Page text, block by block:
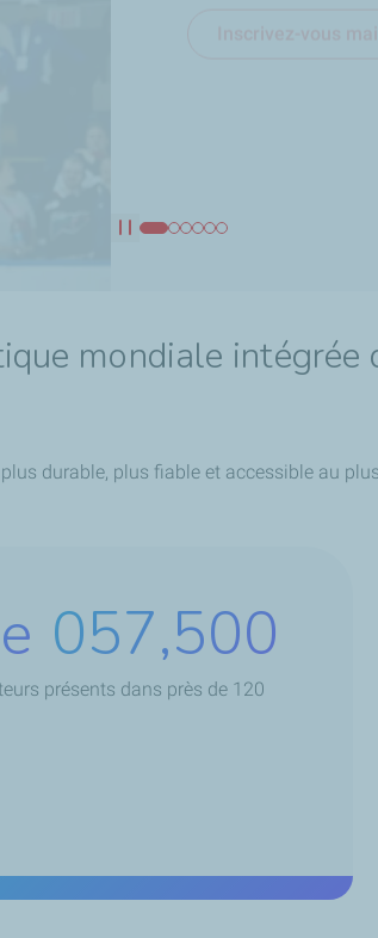
mondiale
durable, plus fiable et accessible au
084,500
présents dans près de 120